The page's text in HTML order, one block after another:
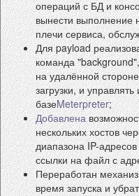
операций с БД и
вынести выполнение
плечи сервиса,
Для payload
команда
на удалённой
загрузки, и
базеMeterpreter;
Добавлена
нескольких хостов
диапазона IP-
ссылки на файл с
Переработан
время запуска и